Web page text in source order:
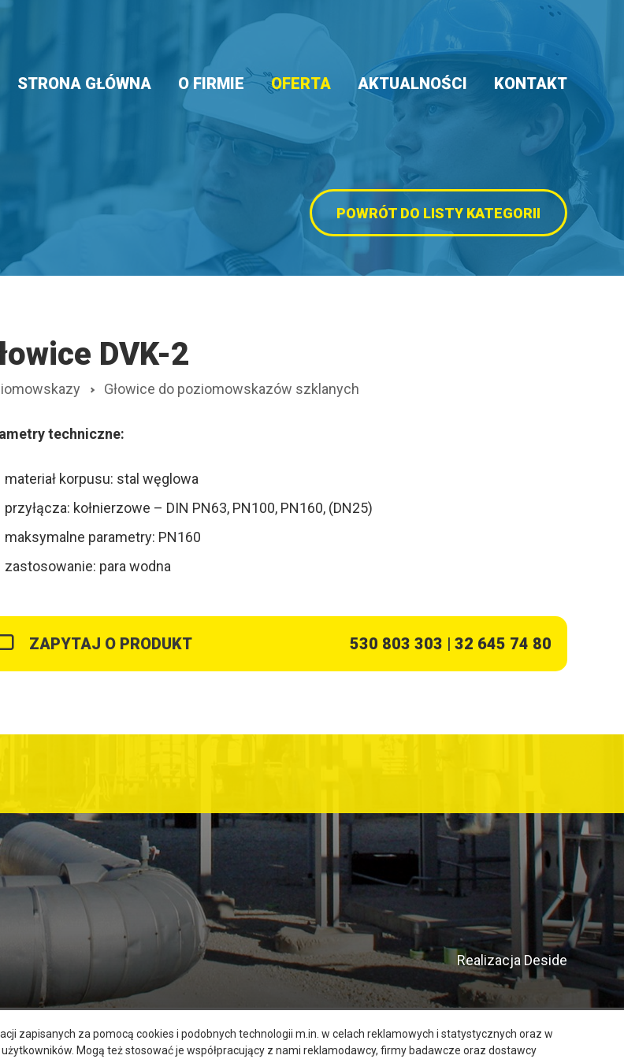
STRONA GŁÓWNA O FIRMIE OFERTA AKTUALNOŚCI KONTAKT
POWRÓT DO LISTY KATEGORII
DVK-2
Głowice do poziomowskazów szklanych
techniczne:
materiał korpusu: stal węglowa
przyłącza: kołnierzowe – DIN PN63, PN100, PN160, (DN25)
maksymalne parametry: PN160
zastosowanie: para wodna
ZAPYTAJ O PRODUKT 530 803 303 | 32 645 74 80
Realizacja Deside
zapisanych za pomocą cookies i podobnych technologii m.in. w celach reklamowych i statystycznych oraz w
Mogą też stosować je współpracujący z nami reklamodawcy, firmy badawcze oraz dostawcy